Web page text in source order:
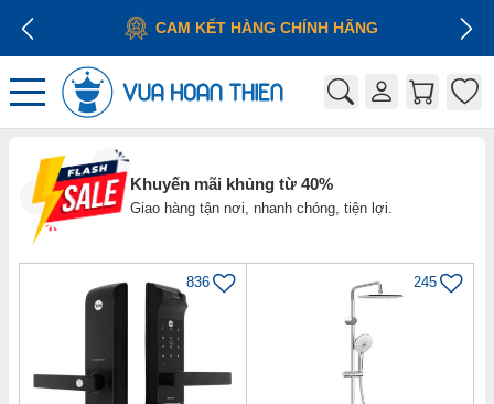
CAM KẾT HÀNG CHÍNH HÃNG
Khuyến mãi khủng từ 40%
Giao hàng tận nơi, nhanh chóng, tiện lợi.
836 245